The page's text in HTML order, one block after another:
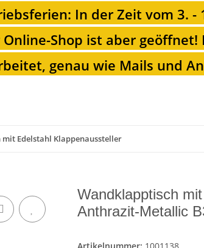
In der Zeit vom 3.
Shop ist aber geöffnet!
genau wie Mails und
Edelstahl Klappenaussteller
Wandklapptisch
Anthrazit-Metallic